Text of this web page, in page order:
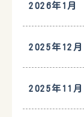
2026年1月
2025年12月
2025年11月